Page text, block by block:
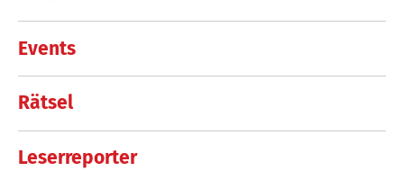
Events
Rätsel
Leserreporter